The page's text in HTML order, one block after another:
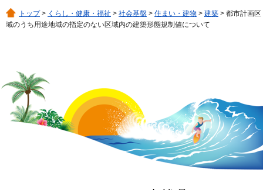
トップ> くらし・健康・福祉 > 社会基盤 > 住まい・建物 > 建築 > 都市計画区
域のうち用途地域の指定のない区域内の建築形態規制値について